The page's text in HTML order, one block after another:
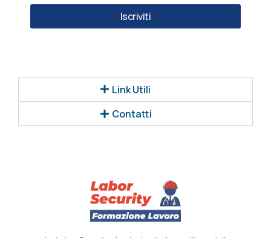
Iscriviti
Link Utili
Contatti